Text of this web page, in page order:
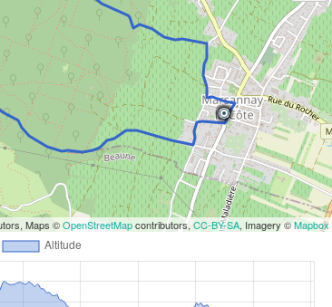
Maps ©OpenStreetMapcontributors,CC-BY-SA, Imagery ©Mapbox